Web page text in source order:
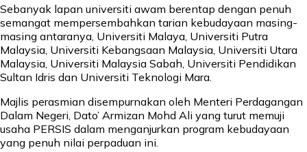
Sebanyak lapan universiti awam berentap dengan penuh
semangat mempersembahkan tarian kebudayaan masing-
masing antaranya, Universiti Malaya, Universiti Putra
Malaysia, Universiti Kebangsaan Malaysia, Universiti Utara
Malaysia, Universiti Malaysia Sabah, Universiti Pendidikan
Sultan Idris dan Universiti Teknologi Mara.
Majlis perasmian disempurnakan oleh Menteri Perdagangan
Dalam Negeri, Dato’ Armizan Mohd Ali yang turut memuji
usaha PERSIS dalam menganjurkan program kebudayaan
yang penuh nilai perpaduan ini.